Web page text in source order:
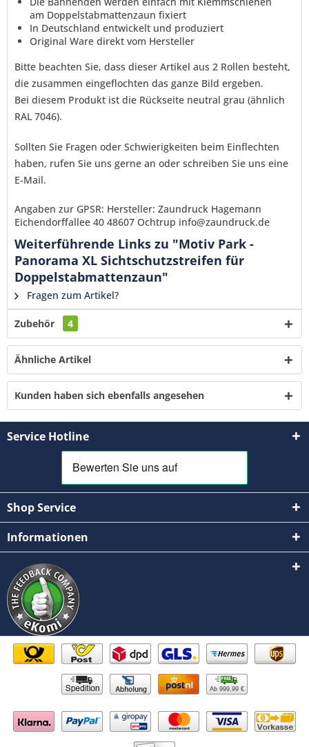
am Doppelstabmattenzaun fixiert
In Deutschland entwickelt und produziert
Original Ware direkt vom Hersteller
Bitte beachten Sie, dass dieser Artikel aus 2 Rollen besteht,
die zusammen eingeflochten das ganze Bild ergeben.
Bei diesem Produkt ist die Rückseite neutral grau (ähnlich
RAL 7046).
Sollten Sie Fragen oder Schwierigkeiten beim Einflechten
haben, rufen Sie uns gerne an oder schreiben Sie uns eine
E-Mail.
Angaben zur GPSR: Hersteller: Zaundruck Hagemann
Eichendorffallee 40 48607 Ochtrup info@zaundruck.de
Weiterführende Links zu "Motiv Park -
Panorama XL Sichtschutzstreifen für
Doppelstabmattenzaun"
Fragen zum Artikel?
Zubehör 4
Ähnliche Artikel
Kunden haben sich ebenfalls angesehen
Service Hotline
Shop Service
Informationen
Ab 999,99 €